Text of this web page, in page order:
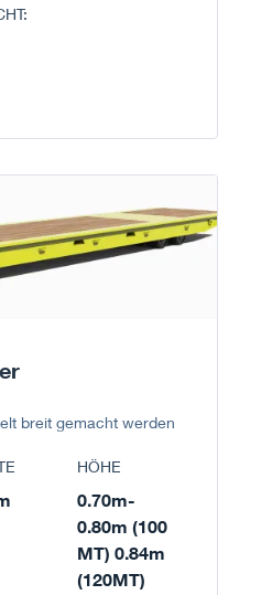
breit gemacht werden
HÖHE
0.70m-
0.80m (100
MT) 0.84m
(120MT)